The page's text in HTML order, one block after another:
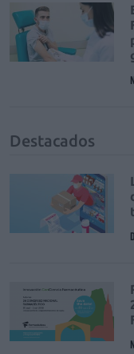
Destacados